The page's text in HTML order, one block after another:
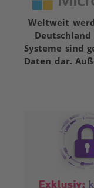
Weltweit
Systeme sind
Daten dar.